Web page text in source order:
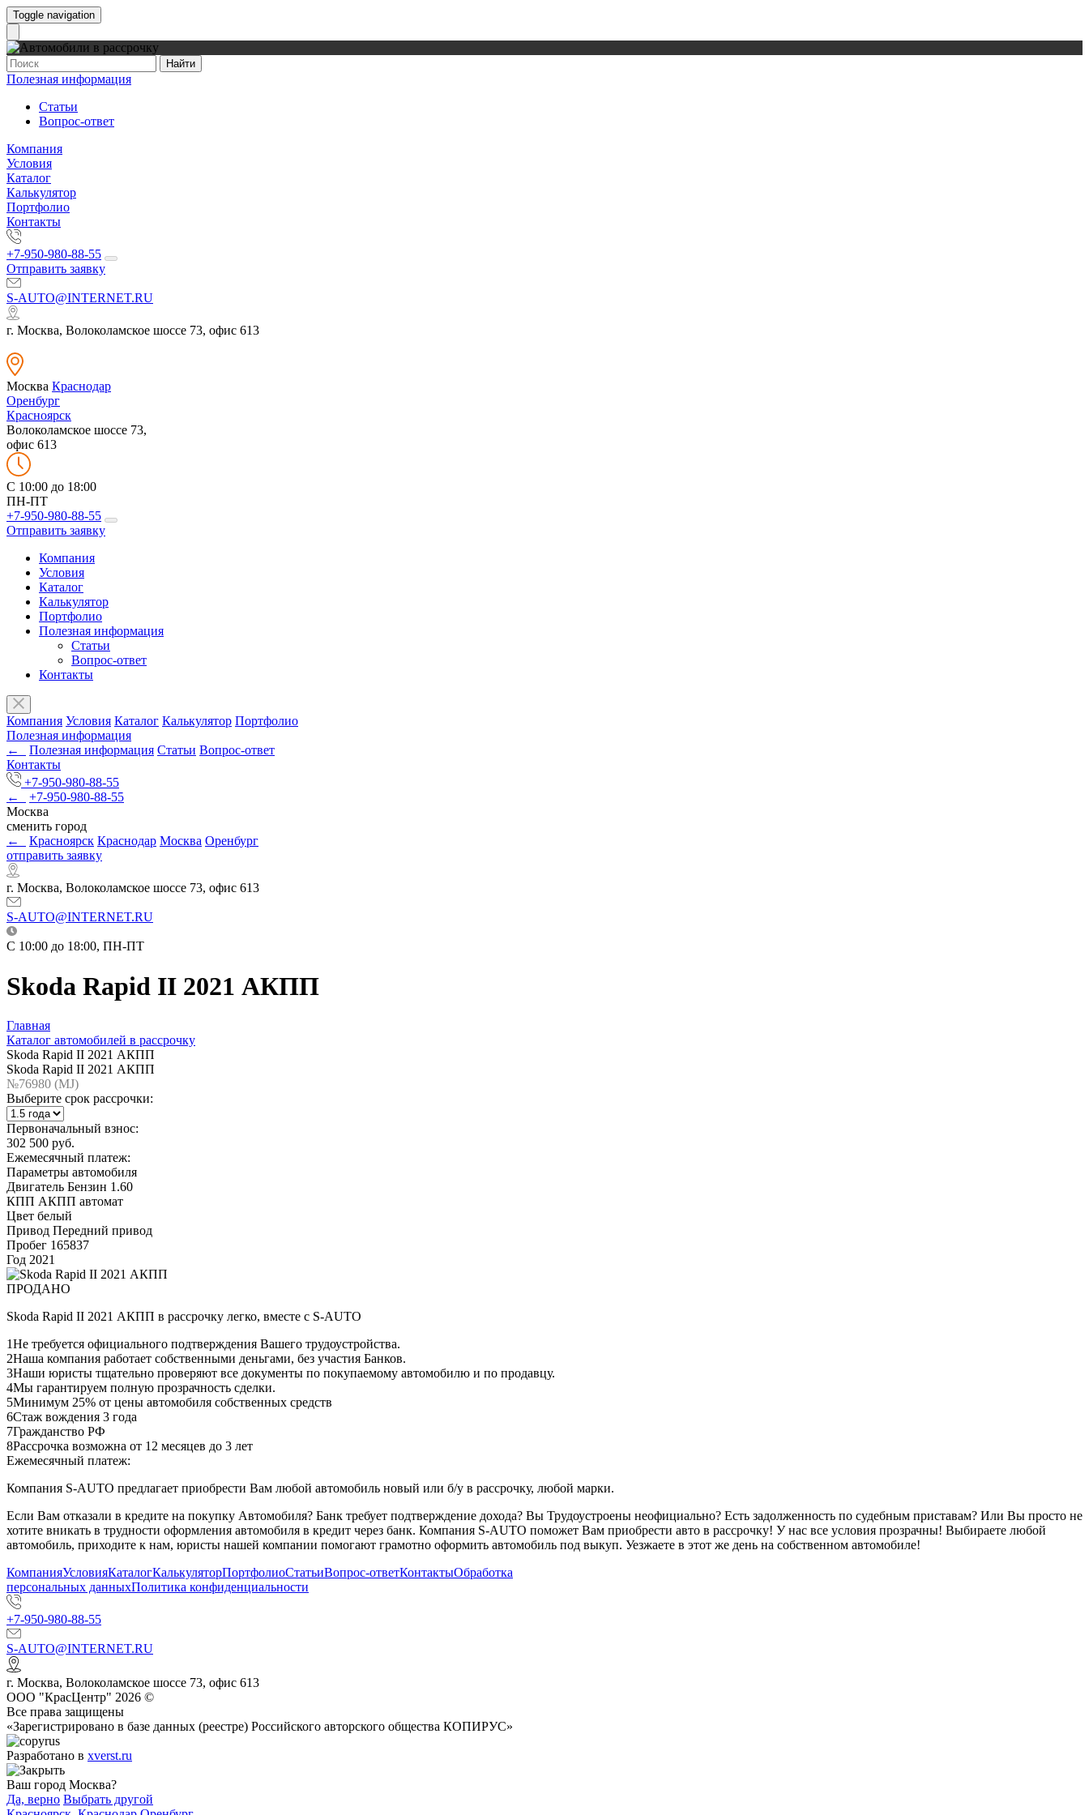
Toggle navigation
Найти
Полезная информация
Статьи
Вопрос-ответ
Компания
Условия
Каталог
Калькулятор
Портфолио
Контакты
+7-950-980-88-55
Отправить заявку
S-AUTO@INTERNET.RU
г. Москва, Волоколамское шоссе 73, офис 613
Москва Краснодар
Оренбург
Красноярск
Волоколамское шоссе 73,
офис 613
C 10:00 до 18:00
ПН-ПТ
+7-950-980-88-55
Отправить заявку
Компания
Условия
Каталог
Калькулятор
Портфолио
Полезная информация
Статьи
Вопрос-ответ
Контакты
Компания Условия Каталог Калькулятор Портфолио
Полезная информация
←
Полезная информация Статьи Вопрос-ответ
Контакты
+7-950-980-88-55
←
+7-950-980-88-55
Москва
сменить город
←
Красноярск Краснодар Москва Оренбург
отправить заявку
г. Москва, Волоколамское шоссе 73, офис 613
S-AUTO@INTERNET.RU
C 10:00 до 18:00, ПН-ПТ
Skoda Rapid II 2021 АКПП
Главная
Каталог автомобилей в рассрочку
Skoda Rapid II 2021 АКПП
Skoda Rapid II 2021 АКПП
№76980 (МJ)
Выберите срок рассрочки:
Первоначальный взнос:
302 500 руб.
Ежемесячный платеж:
Параметры автомобиля
Двигатель Бензин 1.60
КПП АКПП автомат
Цвет белый
Привод Передний привод
Пробег 165837
Год 2021
ПРОДАНО
Skoda Rapid II 2021 АКПП в рассрочку легко, вместе с S-AUTO
1Не требуется официального подтверждения Вашего трудоустройства.
2Наша компания работает собственными деньгами, без участия Банков.
3Наши юристы тщательно проверяют все документы по покупаемому автомобилю и по продавцу.
4Мы гарантируем полную прозрачность сделки.
5Минимум 25% от цены автомобиля собственных средств
6Стаж вождения 3 года
7Гражданство РФ
8Рассрочка возможна от 12 месяцев до 3 лет
Ежемесячный платеж:
Компания S-AUTO предлагает приобрести Вам любой автомобиль новый или б/у в рассрочку, любой марки.
Если Вам отказали в кредите на покупку Автомобиля? Банк требует подтверждение дохода? Вы Трудоустроены неофициально? Есть задолженность по судебным приставам? Или Вы просто не
хотите вникать в трудности оформления автомобиля в кредит через банк. Компания S-AUTO поможет Вам приобрести авто в рассрочку! У нас все условия прозрачны! Выбираете любой
автомобиль, приходите к нам, юристы нашей компании помогают грамотно оформить автомобиль под выкуп. Уезжаете в этот же день на собственном автомобиле!
КомпанияУсловияКаталогКалькуляторПортфолиоСтатьиВопрос-ответКонтактыОбработка
персональных данныхПолитика конфиденциальности
+7-950-980-88-55
S-AUTO@INTERNET.RU
г. Москва, Волоколамское шоссе 73, офис 613
ООО "КрасЦентр" 2026 ©
Все права защищены
«Зарегистрировано в базе данных (реестре) Российского авторского общества КОПИРУС»
Разработано в xverst.ru
Ваш город Москва?
Да, верно Выбрать другой